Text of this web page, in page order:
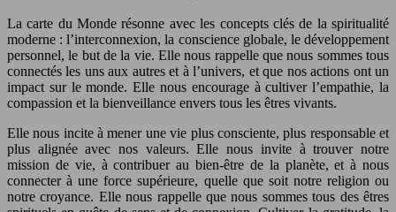
La carte du Monde résonne avec les concepts clés de la spiritualité
moderne : l’interconnexion, la conscience globale, le développement
personnel, le but de la vie. Elle nous rappelle que nous sommes tous
connectés les uns aux autres et à l’univers, et que nos actions ont un
impact sur le monde. Elle nous encourage à cultiver l’empathie, la
compassion et la bienveillance envers tous les êtres vivants.
Elle nous incite à mener une vie plus consciente, plus responsable et
plus alignée avec nos valeurs. Elle nous invite à trouver notre
mission de vie, à contribuer au bien-être de la planète, et à nous
connecter à une force supérieure, quelle que soit notre religion ou
notre croyance. Elle nous rappelle que nous sommes tous des êtres